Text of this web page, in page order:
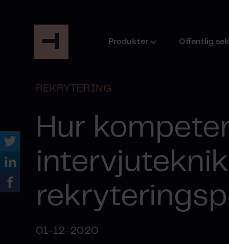
Produkter Offentlig
REKRYTERING
Hur
01-12-2020